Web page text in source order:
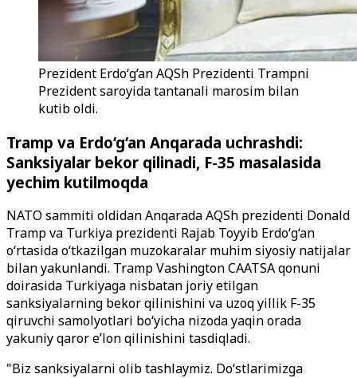
Prezident Erdo‘g‘an AQSh Prezidenti Trampni
Prezident saroyida tantanali marosim bilan
kutib oldi.
Tramp va Erdo‘g‘an Anqarada uchrashdi:
Sanksiyalar bekor qilinadi, F-35 masalasida
yechim kutilmoqda
NATO sammiti oldidan Anqarada AQSh prezidenti Donald
Tramp va Turkiya prezidenti Rajab Toyyib Erdo‘g‘an
o‘rtasida o‘tkazilgan muzokaralar muhim siyosiy natijalar
bilan yakunlandi. Tramp Vashington CAATSA qonuni
doirasida Turkiyaga nisbatan joriy etilgan
sanksiyalarning bekor qilinishini va uzoq yillik F-35
qiruvchi samolyotlari bo‘yicha nizoda yaqin orada
yakuniy qaror e’lon qilinishini tasdiqladi.
"Biz sanksiyalarni olib tashlaymiz. Do‘stlarimizga